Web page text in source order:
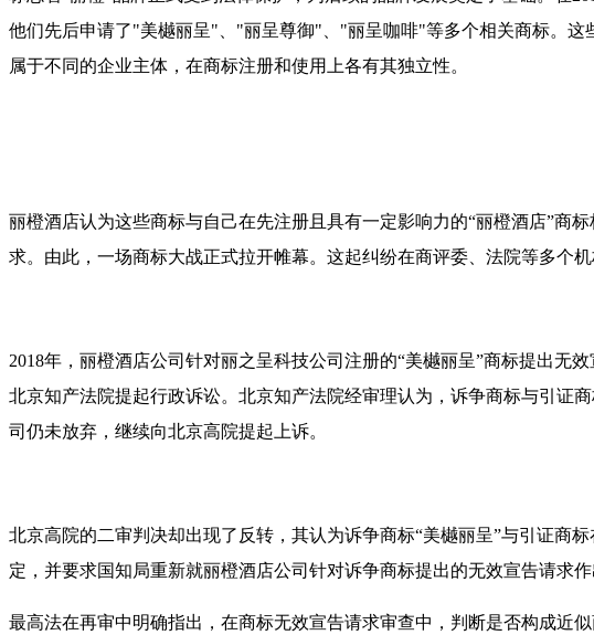
他们先后申请了"美樾丽呈"、"丽呈尊御"、"丽呈咖啡"等多个相关商标。
属于不同的企业主体，在商标注册和使用上各有其独立性。
丽橙酒店认为这些商标与自己在先注册且具有一定影响力的“丽橙酒店”商
求。由此，一场商标大战正式拉开帷幕。这起纠纷在商评委、法院等多个
2018年，丽橙酒店公司针对丽之呈科技公司注册的“美樾丽呈”商标提出无
北京知产法院提起行政诉讼。北京知产法院经审理认为，诉争商标与引证
司仍未放弃，继续向北京高院提起上诉。
北京高院的二审判决却出现了反转，其认为诉争商标“美樾丽呈”与引证商
定，并要求国知局重新就丽橙酒店公司针对诉争商标提出的无效宣告请求
最高法在再审中明确指出，在商标无效宣告请求审查中，判断是否构成近